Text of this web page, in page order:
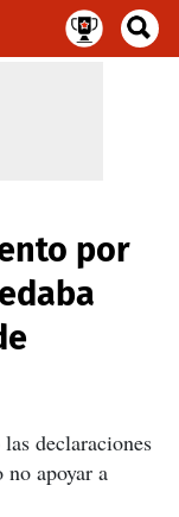
por
declaraciones
apoyar a